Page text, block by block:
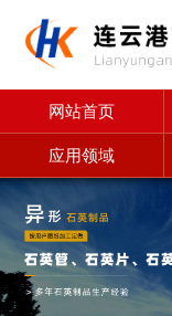
网站首页
应用领域